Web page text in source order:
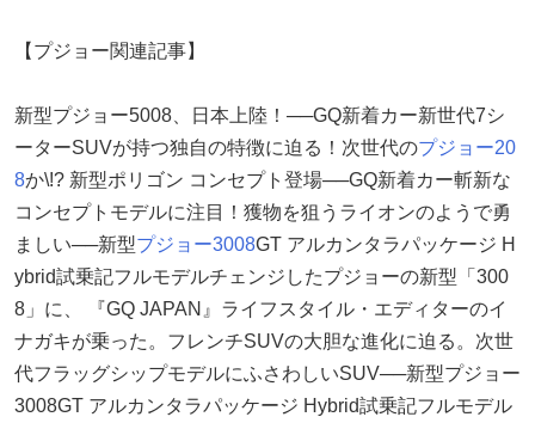
【プジョー関連記事】
新型プジョー5008、日本上陸！──GQ新着カー新世代7シ
ーターSUVが持つ独自の特徴に迫る！次世代のプジョー20
8か\!? 新型ポリゴン コンセプト登場──GQ新着カー斬新な
コンセプトモデルに注目！獲物を狙うライオンのようで勇
ましい──新型プジョー3008GT アルカンタラパッケージ H
ybrid試乗記フルモデルチェンジしたプジョーの新型「300
8」に、 『GQ JAPAN』ライフスタイル・エディターのイ
ナガキが乗った。フレンチSUVの大胆な進化に迫る。次世
代フラッグシップモデルにふさわしいSUV──新型プジョー
3008GT アルカンタラパッケージ Hybrid試乗記フルモデル